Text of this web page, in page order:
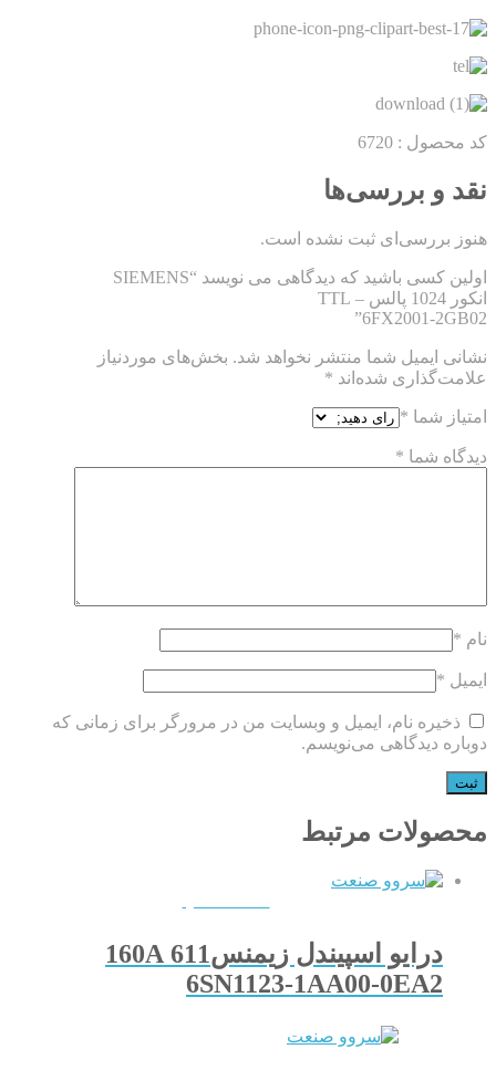
کد محصول : 6720
نقد و بررسی‌ها
هنوز بررسی‌ای ثبت نشده است.
اولین کسی باشید که دیدگاهی می نویسد “SIEMENS
انکور 1024 پالس – TTL
6FX2001-2GB02”
نشانی ایمیل شما منتشر نخواهد شد. بخش‌های موردنیاز
علامت‌گذاری شده‌اند *
امتیاز شما *
دیدگاه شما *
نام *
ایمیل *
ذخیره نام، ایمیل و وبسایت من در مرورگر برای زمانی که
دوباره دیدگاهی می‌نویسم.
محصولات مرتبط
درایو اسپیندل زیمنس611 160A
6SN1123-1AA00-0EA2